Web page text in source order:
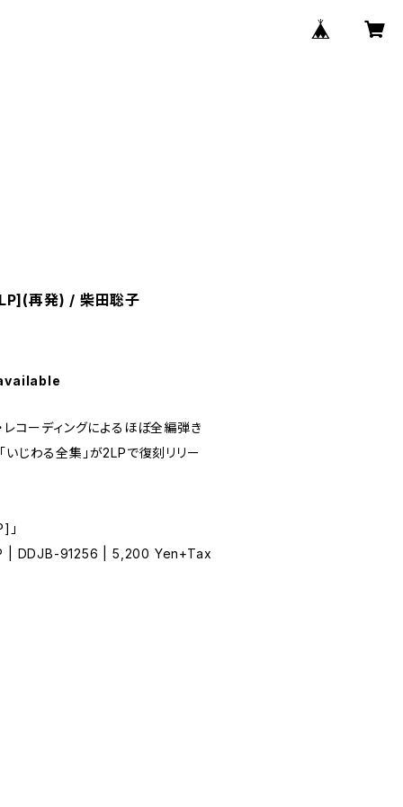
再発) / 柴田聡子
レコーディングによるほぼ全編弾き
いじわる全集」が2LPで復刻リリー
」
| DDJB-91256 | 5,200 Yen+Tax